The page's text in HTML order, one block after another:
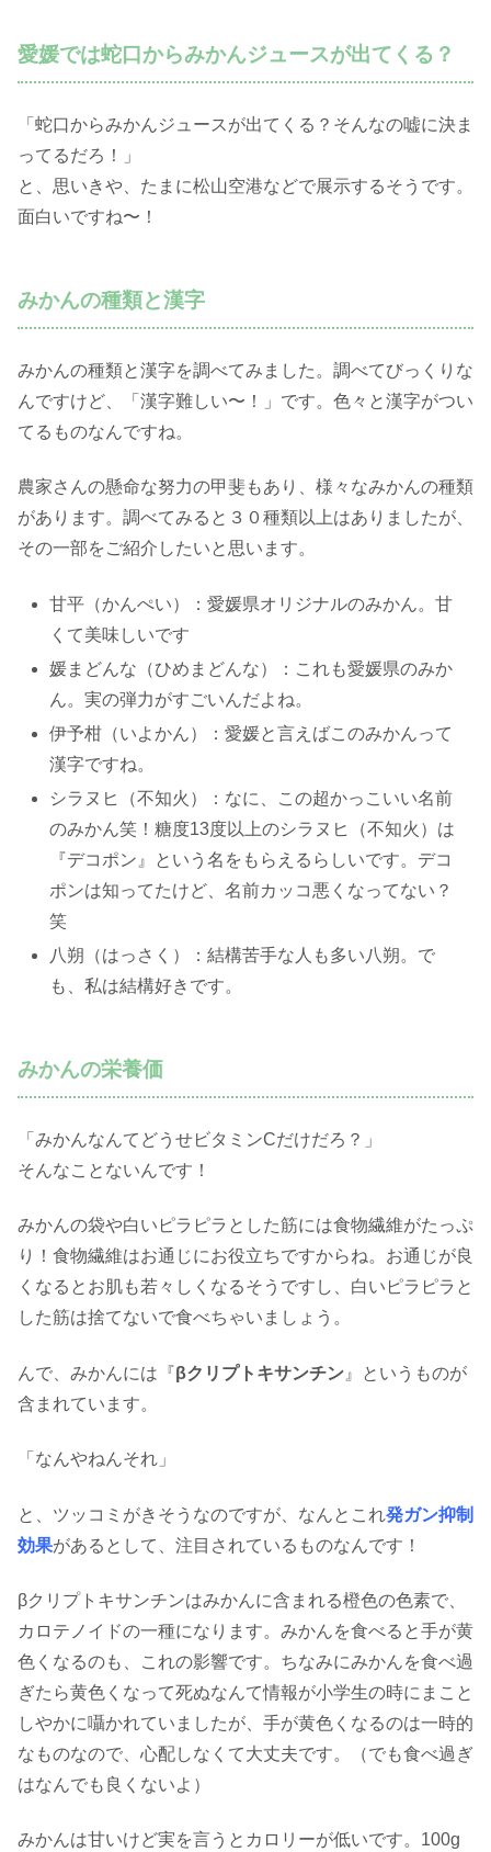
愛媛では蛇口からみかんジュースが出てくる？
「蛇口からみかんジュースが出てくる？そんなの嘘に決ま
ってるだろ！」
と、思いきや、たまに松山空港などで展示するそうです。
面白いですね〜！
みかんの種類と漢字
みかんの種類と漢字を調べてみました。調べてびっくりな
んですけど、「漢字難しい〜！」です。色々と漢字がつい
てるものなんですね。
農家さんの懸命な努力の甲斐もあり、様々なみかんの種類
があります。調べてみると３０種類以上はありましたが、
その一部をご紹介したいと思います。
甘平（かんぺい）：愛媛県オリジナルのみかん。甘
くて美味しいです
媛まどんな（ひめまどんな）：これも愛媛県のみか
ん。実の弾力がすごいんだよね。
伊予柑（いよかん）：愛媛と言えばこのみかんって
漢字ですね。
シラヌヒ（不知火）：なに、この超かっこいい名前
のみかん笑！糖度13度以上のシラヌヒ（不知火）は
『デコポン』という名をもらえるらしいです。デコ
ポンは知ってたけど、名前カッコ悪くなってない？
笑
八朔（はっさく）：結構苦手な人も多い八朔。で
も、私は結構好きです。
みかんの栄養価
「みかんなんてどうせビタミンCだけだろ？」
そんなことないんです！
みかんの袋や白いピラピラとした筋には食物繊維がたっぷ
り！食物繊維はお通じにお役立ちですからね。お通じが良
くなるとお肌も若々しくなるそうですし、白いピラピラと
した筋は捨てないで食べちゃいましょう。
んで、みかんには『βクリプトキサンチン 』というものが
含まれています。
「なんやねんそれ」
と、ツッコミがきそうなのですが、なんとこれ発ガン抑制
効果があるとして、注目されているものなんです！
βクリプトキサンチンはみかんに含まれる橙色の色素で、
カロテノイドの一種になります。みかんを食べると手が黄
色くなるのも、これの影響です。ちなみにみかんを食べ過
ぎたら黄色くなって死ぬなんて情報が小学生の時にまこと
しやかに囁かれていましたが、手が黄色くなるのは一時的
なものなので、心配しなくて大丈夫です。（でも食べ過ぎ
はなんでも良くないよ）
みかんは甘いけど実を言うとカロリーが低いです。100g